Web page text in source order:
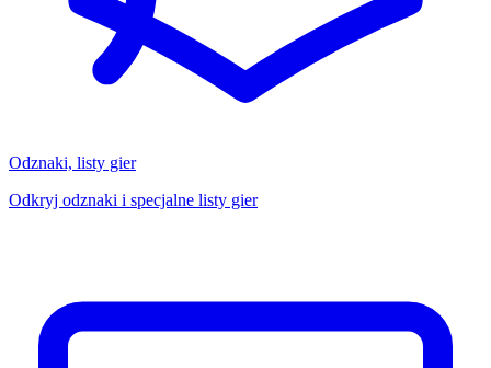
Odznaki, listy gier
Odkryj odznaki i specjalne listy gier